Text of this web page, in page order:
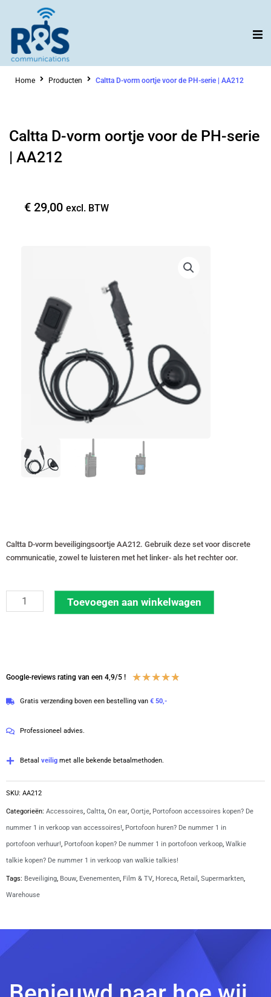
inhoud
Home Producten Caltta D-vorm oortje voor de PH-serie | AA212
Caltta D-vorm oortje voor de PH-serie
| AA212
€ 29,00 excl. BTW
Caltta D-vorm beveiligingsoortje AA212. Gebruik deze set voor discrete
communicatie, zowel te luisteren met het linker- als het rechter oor.
Caltta
D-
de
PH-
|
aantal
Toevoegen aan winkelwagen
Google-reviews rating van een 4,9/5 ! ★★★★★
Gratis verzending boven een bestelling van € 50,-
Professioneel advies.
Betaal veilig met alle bekende betaalmethoden.
SKU: AA212
Categorieën: Accessoires, Caltta, On ear, Oortje, Portofoon accessoires kopen? De
nummer 1 in verkoop van accessoires!, Portofoon huren? De nummer 1 in
portofoon verhuur!, Portofoon kopen? De nummer 1 in portofoon verkoop, Walkie
talkie kopen? De nummer 1 in verkoop van walkie talkies!
Tags: Beveiliging, Bouw, Evenementen, Film & TV, Horeca, Retail , Supermarkten,
Warehouse